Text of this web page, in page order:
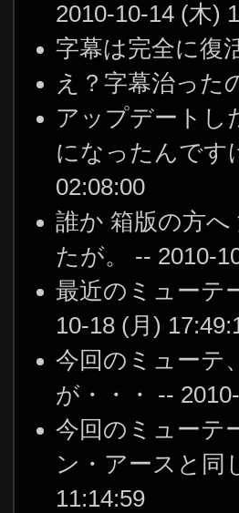
2010-10-14 (木)
字幕は完全に復
え？字幕治った
アップデートし
になったんです
02:08:00
誰か 箱版の方
たが。 -- 2010-
最近のミューテ
10-18 (月)
今回のミューテ
が・・・ --
今回のミュー
ン・アースと同
11:14:59